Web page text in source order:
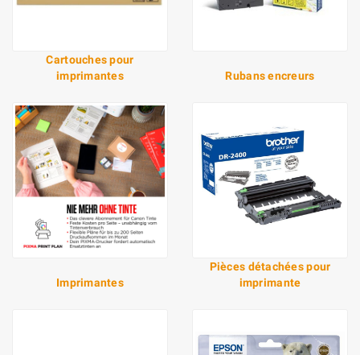
Cartouches pour
imprimantes
Rubans encreurs
Imprimantes
Pièces détachées pour
imprimante